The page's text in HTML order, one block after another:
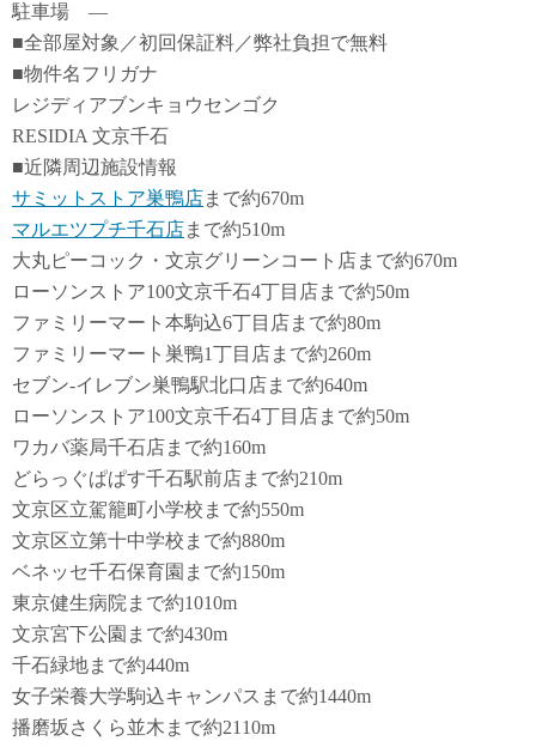
駐車場 ―
■全部屋対象／初回保証料／弊社負担で無料
■物件名フリガナ
レジディアブンキョウセンゴク
RESIDIA 文京千石
■近隣周辺施設情報
サミットストア巣鴨店まで約670m
マルエツプチ千石店まで約510m
大丸ピーコック・文京グリーンコート店まで約670m
ローソンストア100文京千石4丁目店まで約50m
ファミリーマート本駒込6丁目店まで約80m
ファミリーマート巣鴨1丁目店まで約260m
セブン-イレブン巣鴨駅北口店まで約640m
ローソンストア100文京千石4丁目店まで約50m
ワカバ薬局千石店まで約160m
どらっぐぱぱす千石駅前店まで約210m
文京区立駕籠町小学校まで約550m
文京区立第十中学校まで約880m
ベネッセ千石保育園まで約150m
東京健生病院まで約1010m
文京宮下公園まで約430m
千石緑地まで約440m
女子栄養大学駒込キャンパスまで約1440m
播磨坂さくら並木まで約2110m